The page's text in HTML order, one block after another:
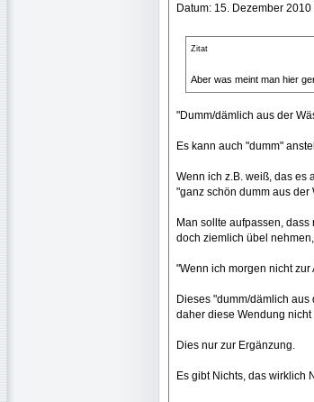
Datum: 15. Dezember
Zitat
Aber was meint man hier
"Dumm/dämlich aus der
Es kann auch "dumm"
Wenn ich z.B. weiß, das es
"ganz schön dumm aus
Man sollte aufpassen,
doch ziemlich übel
"Wenn ich morgen nicht
Dieses "dumm/dämlich
daher diese Wendung
Dies nur zur Ergänzung.
Es gibt Nichts, das wirklich